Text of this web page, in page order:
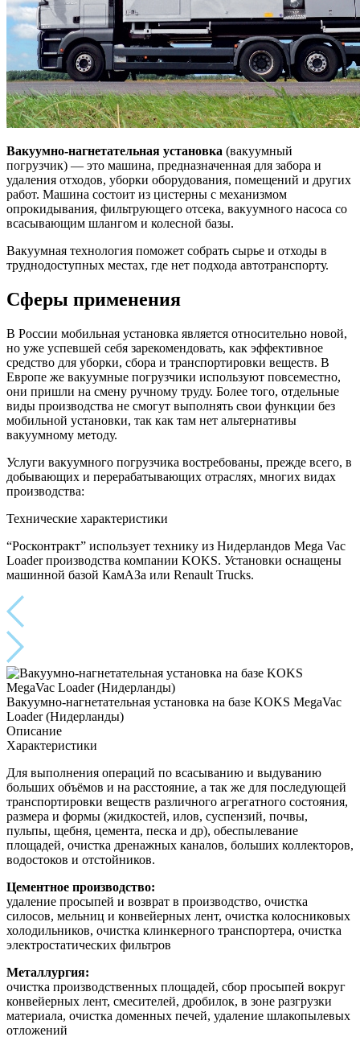
Вакуумно-нагнетательная установка (вакуумный
погрузчик) — это машина, предназначенная для забора и
удаления отходов, уборки оборудования, помещений и других
работ. Машина состоит из цистерны с механизмом
опрокидывания, фильтрующего отсека, вакуумного насоса со
всасывающим шлангом и колесной базы.
Вакуумная технология поможет собрать сырье и отходы в
труднодоступных местах, где нет подхода автотранспорту.
Сферы применения
В России мобильная установка является относительно новой,
но уже успевшей себя зарекомендовать, как эффективное
средство для уборки, сбора и транспортировки веществ. В
Европе же вакуумные погрузчики используют повсеместно,
они пришли на смену ручному труду. Более того, отдельные
виды производства не смогут выполнять свои функции без
мобильной установки, так как там нет альтернативы
вакуумному методу.
Услуги вакуумного погрузчика востребованы, прежде всего, в
добывающих и перерабатывающих отраслях, многих видах
производства:
Технические характеристики
“Росконтракт” использует технику из Нидерландов Mega Vac
Loader производства компании KOKS. Установки оснащены
машинной базой КамАЗа или Renault Trucks.
Вакуумно-нагнетательная установка на базе KOKS MegaVac
Loader (Нидерланды)
Описание
Характеристики
Для выполнения операций по всасыванию и выдуванию
больших объёмов и на расстояние, а так же для последующей
транспортировки веществ различного агрегатного состояния,
размера и формы (жидкостей, илов, суспензий, почвы,
пульпы, щебня, цемента, песка и др), обеспылевание
площадей, очистка дренажных каналов, больших коллекторов,
водостоков и отстойников.
Цементное производство:
удаление просыпей и возврат в производство, очистка
силосов, мельниц и конвейерных лент, очистка колосниковых
холодильников, очистка клинкерного транспортера, очистка
электростатических фильтров
Металлургия:
очистка производственных площадей, сбор просыпей вокруг
конвейерных лент, смесителей, дробилок, в зоне разгрузки
материала, очистка доменных печей, удаление шлакопылевых
отложений